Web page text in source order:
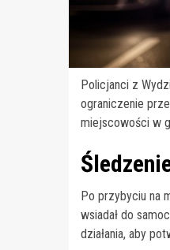
Policjanci z
ograniczenie
miejscowości w
Po przybyciu na
wsiadał do
działania, aby